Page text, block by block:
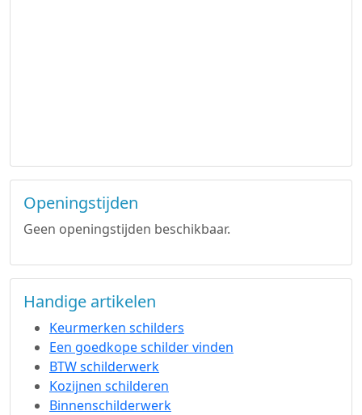
Openingstijden
Geen openingstijden beschikbaar.
Handige artikelen
Keurmerken schilders
Een goedkope schilder vinden
BTW schilderwerk
Kozijnen schilderen
Binnenschilderwerk